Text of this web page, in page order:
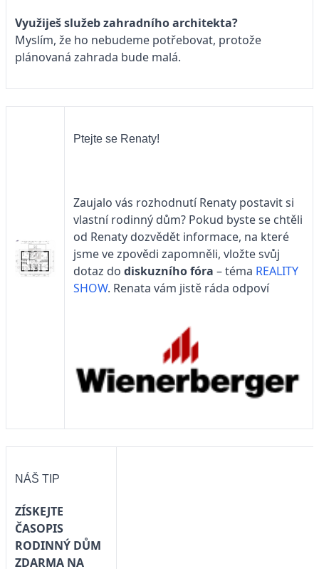
Využiješ služeb zahradního architekta?
Myslím, že ho nebudeme potřebovat, protože
plánovaná zahrada bude malá.
Ptejte se Renaty!
Zaujalo vás rozhodnutí Renaty postavit si
vlastní rodinný dům? Pokud byste se chtěli
od Renaty dozvědět informace, na které
jsme ve zpovědi zapomněli, vložte svůj
dotaz do diskuzního fóra – téma REALITY
SHOW. Renata vám jistě ráda odpoví
NÁŠ TIP
ZÍSKEJTE
ČASOPIS
RODINNÝ DŮM
ZDARMA NA